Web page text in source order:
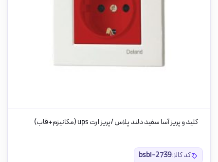
کلید و پریز آسا سفید دلند پلاس /پریز ارت ups (مکانیزم+قاب)
کد کالا:bsbi-2739